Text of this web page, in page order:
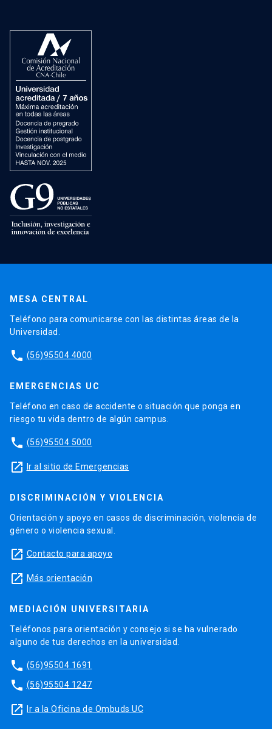
MESA CENTRAL
Teléfono para comunicarse con las distintas áreas de la
Universidad.
phone (56)95504 4000
EMERGENCIAS UC
Teléfono en caso de accidente o situación que ponga en
riesgo tu vida dentro de algún campus.
phone (56)95504 5000
launch Ir al sitio de Emergencias
DISCRIMINACIÓN Y VIOLENCIA
Orientación y apoyo en casos de discriminación, violencia de
género o violencia sexual.
launch Contacto para apoyo
launch Más orientación
MEDIACIÓN UNIVERSITARIA
Teléfonos para orientación y consejo si se ha vulnerado
alguno de tus derechos en la universidad.
phone (56)95504 1691
phone (56)95504 1247
launch Ir a la Oficina de Ombuds UC